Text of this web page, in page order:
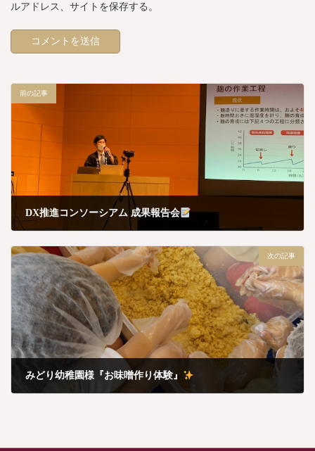
ルアドレス、サイトを保存する。
前の記事
DX推進コンソーシアム 成果報告会
次の記事
みどり幼稚園様『お味噌作り体験』